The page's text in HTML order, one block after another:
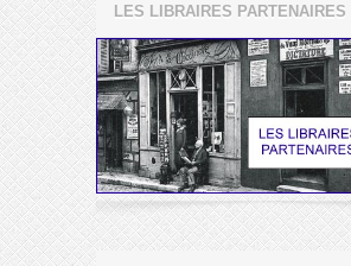
LES LIBRAIRES PARTENAIRES